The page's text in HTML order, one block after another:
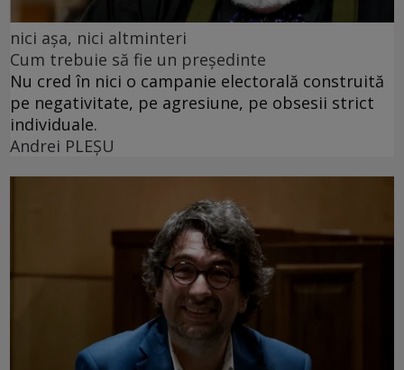
nici așa, nici altminteri
Cum trebuie să fie un președinte
Nu cred în nici o campanie electorală construită
pe negativitate, pe agresiune, pe obsesii strict
individuale.
Andrei PLEŞU